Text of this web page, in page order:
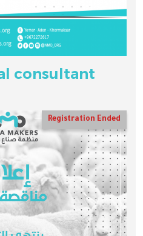
consultant
Registration Ended